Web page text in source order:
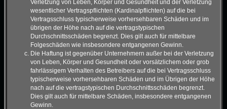
Verletzung von Leben, Körper und Gesundheit und der Verletzung
wesentlicher Vertragspflichten (Kardinalpflichten) auf die bei
Vertragsschluss typischerweise vorhersehbaren Schäden und im
übrigen der Höhe nach auf die vertragstypischen
Durchschnittsschäden begrenzt. Dies gilt auch für mittelbare
Folgeschäden wie insbesondere entgangenen Gewinn.
Die Haftung ist gegenüber Unternehmern außer bei der Verletzung
von Leben, Körper und Gesundheit oder vorsätzlichem oder grob
fahrlässigem Verhalten des Betreibers auf die bei Vertragsschluss
typischerweise vorhersehbaren Schäden und im Übrigen der Höhe
nach auf die vertragstypischen Durchschnittsschäden begrenzt.
Dies gilt auch für mittelbare Schäden, insbesondere entgangenen
Gewinn.